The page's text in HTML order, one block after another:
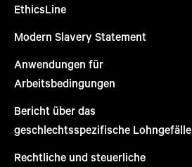
EthicsLine
Modern Slavery Statement
Anwendungen für
Arbeitsbedingungen
Bericht über das
geschlechtsspezifische Lohngefälle
Rechtliche und steuerliche